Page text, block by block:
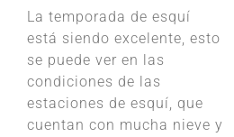
La temporada de esquí
está siendo excelente, esto
se puede ver en las
condiciones de las
estaciones de esquí, que
cuentan con mucha nieve y